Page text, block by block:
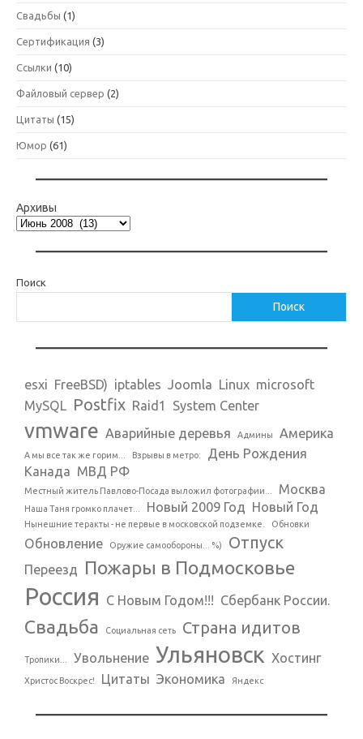
Свадьбы (1)
Сертификация (3)
Ссылки (10)
Файловый сервер (2)
Цитаты (15)
Юмор (61)
Архивы
Поиск
Поиск
esxi FreeBSD) iptables Joomla Linux microsoft
MySQL Postfix Raid1 System Center
vmware Аварийные деревья Админы Америка
А мы все так же горим... Взрывы в метро:
День Рождения
Канада МВД РФ
Местный житель Павлово-Посада выложил фотографии... Москва
Наша Таня громко плачет... Новый 2009 Год Новый Год
Нынешние теракты - не первые в московской подземке. Обновки
Обновление Оружие самообороны... %) Отпуск
Переезд Пожары в Подмосковье
Россия С Новым Годом!!! Сбербанк России.
Свадьба Социальная сеть Страна идитов
Тропики... Увольнение Ульяновск Хостинг
Христос Воскрес! Цитаты Экономика Яндекс